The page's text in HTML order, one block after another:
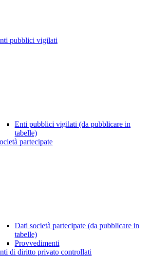
pubblici vigilati
Enti pubblici vigilati (da pubblicare in
tabelle)
partecipate
Dati società partecipate (da pubblicare in
tabelle)
Provvedimenti
di diritto privato controllati